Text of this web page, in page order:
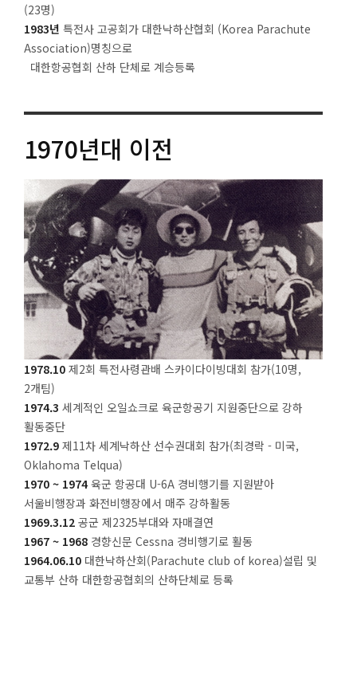
(23명)
1983년 특전사 고공회가 대한낙하산협회 (Korea Parachute
Association)명칭으로
대한항공협회 산하 단체로 계승등록
1970년대 이전
1978.10 제2회 특전사령관배 스카이다이빙대회 참가(10명,
2개팀)
1974.3 세계적인 오일쇼크로 육군항공기 지원중단으로 강하
활동중단
1972.9 제11차 세계낙하산 선수권대회 참가(최경락 - 미국,
Oklahoma Telqua)
1970 ~ 1974육군 항공대 U-6A 경비행기를 지원받아
서울비행장과 화전비행장에서 매주 강하활동
1969.3.12 공군 제2325부대와 자매결연
1967 ~ 1968 경향신문 Cessna 경비행기로 활동
1964.06.10 대한낙하산회(Parachute club of korea)설립 및
교통부 산하 대한항공협회의 산하단체로 등록